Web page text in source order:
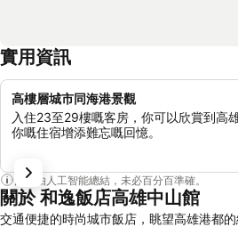
實用資訊
高樓層城市同海港景觀
入住23至29樓嘅客房，你可以欣賞到高
你嘅住宿增添難忘嘅回憶。
內容由人工智能總結，未必百分百準確。
關於 和逸飯店高雄中山館
交通便捷的時尚城市飯店，眺望高雄港都的絕佳據點 歡迎來訪熱情活力的南台灣，和逸飯店‧高雄中山館坐落於繁華的三多商圈，